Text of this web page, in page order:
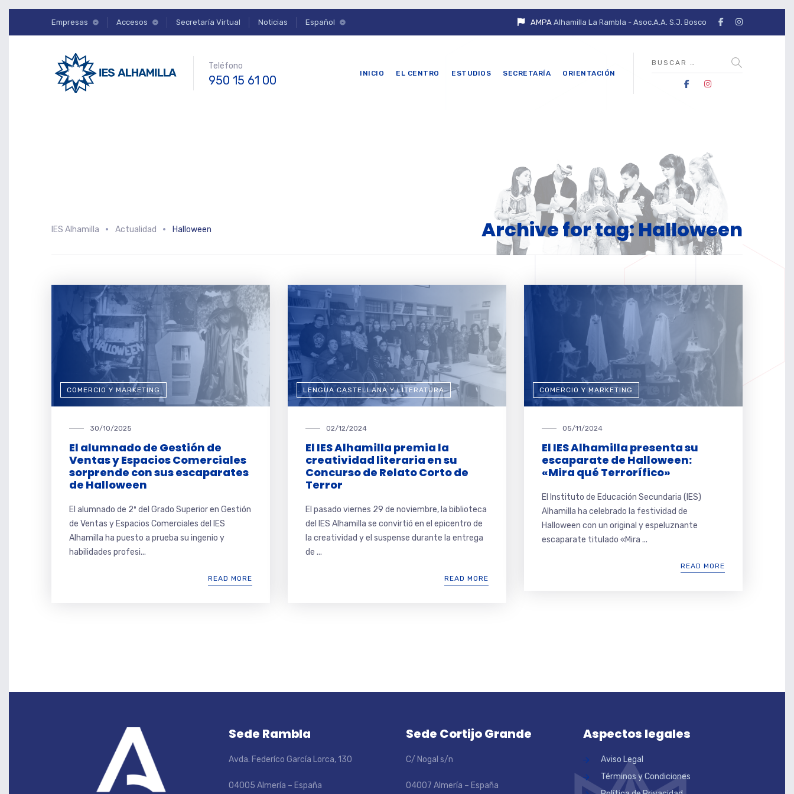
Empresas Accesos Secretaría Virtual Noticias Español AMPA Alhamilla La Rambla - Asoc.A.A. S.J. Bosco
Teléfono
950 15 61 00 INICIO EL CENTRO ESTUDIOS SECRETARÍA ORIENTACIÓN
Archive for tag: Halloween
IES Alhamilla Actualidad Halloween
COMERCIO Y MARKETING
30/10/2025
El alumnado de Gestión de
Ventas y Espacios Comerciales
sorprende con sus escaparates
de Halloween
El alumnado de 2º del Grado Superior en Gestión
de Ventas y Espacios Comerciales del IES
Alhamilla ha puesto a prueba su ingenio y
habilidades profesi...
READ MORE
LENGUA CASTELLANA Y LITERATURA
02/12/2024
El IES Alhamilla premia la
creatividad literaria en su
Concurso de Relato Corto de
Terror
El pasado viernes 29 de noviembre, la biblioteca
del IES Alhamilla se convirtió en el epicentro de
la creatividad y el suspense durante la entrega
de ...
READ MORE
COMERCIO Y MARKETING
05/11/2024
El IES Alhamilla presenta su
escaparate de Halloween:
«Mira qué Terrorífico»
El Instituto de Educación Secundaria (IES)
Alhamilla ha celebrado la festividad de
Halloween con un original y espeluznante
escaparate titulado «Mira ...
READ MORE
Sede Rambla
Avda. Federíco García Lorca, 130
04005 Almería – España
Sede Cortijo Grande
C/ Nogal s/n
04007 Almería – España
Aspectos legales
Aviso Legal
Términos y Condiciones